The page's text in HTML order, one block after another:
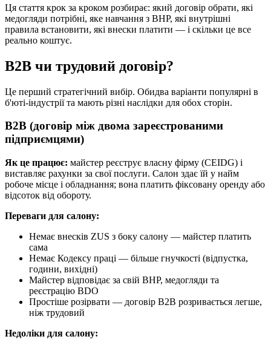
Ця стаття крок за кроком розбирає: який договір обрати, які
медогляди потрібні, яке навчання з BHP, які внутрішні
правила встановити, які внески платити — і скільки це все
реально коштує.
B2B чи трудовий договір?
Це перший стратегічний вибір. Обидва варіанти популярні в
б'юті-індустрії та мають різні наслідки для обох сторін.
B2B (договір між двома зареєстрованими
підприємцями)
Як це працює: майстер реєструє власну фірму (CEIDG) і
виставляє рахунки за свої послуги. Салон здає їй у найм
робоче місце і обладнання; вона платить фіксовану оренду або
відсоток від обороту.
Переваги для салону:
Немає внесків ZUS з боку салону — майстер платить
сама
Немає Кодексу праці — більше гнучкості (відпустка,
години, вихідні)
Майстер відповідає за свій BHP, медогляди та
реєстрацію BDO
Простіше розірвати — договір B2B розривається легше,
ніж трудовий
Недоліки для салону: